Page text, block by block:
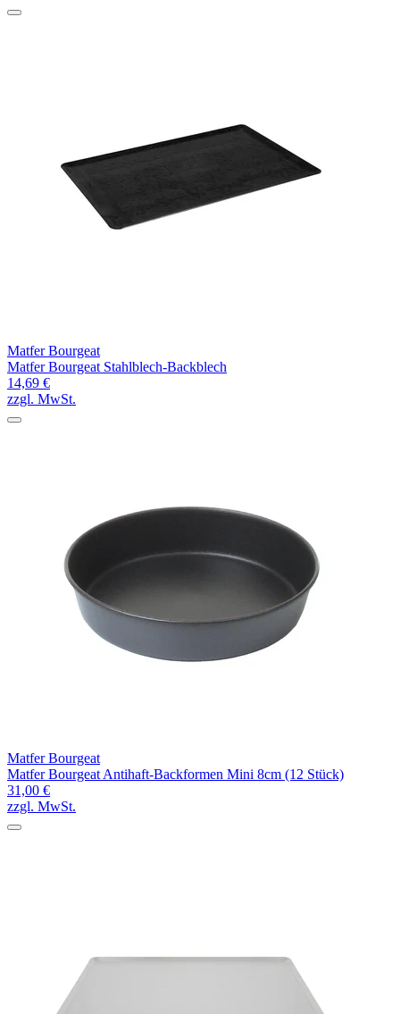
Matfer Bourgeat
Matfer Bourgeat Stahlblech-Backblech
14,69 €
zzgl. MwSt.
Matfer Bourgeat
Matfer Bourgeat Antihaft-Backformen Mini 8cm (12 Stück)
31,00 €
zzgl. MwSt.